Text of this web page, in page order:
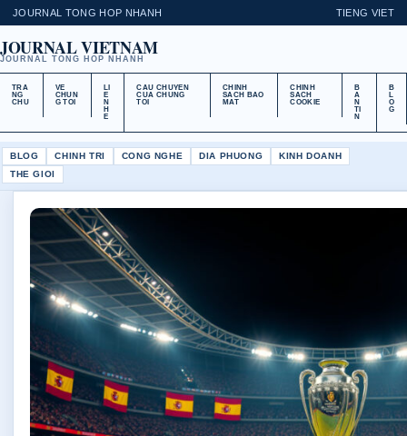
JOURNAL TONG HOP NHANH TIENG VIET
JOURNAL VIETNAM
JOURNAL TONG HOP NHANH
TRA
NG
CHU
VE
CHUN
G TOI
LI
E
N
H
E
CAU CHUYEN
CUA CHUNG
TOI
CHINH
SACH BAO
MAT
CHINH
SACH
COOKIE
B
A
N
TI
N
B
L
O
G
BLOG CHINH TRI CONG NGHE DIA PHUONG
KINH DOANH
THE GIOI